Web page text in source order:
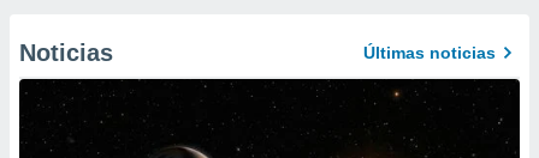
Noticias Últimas noticias